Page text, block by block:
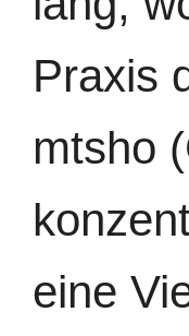
Praxis
mtsho
eine